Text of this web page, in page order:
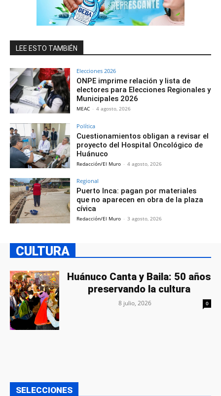
LEE ESTO TAMBIÉN
Elecciones 2026
ONPE imprime relación y lista de
electores para Elecciones Regionales y
Municipales 2026
MEAC - 4 agosto, 2026
Política
Cuestionamientos obligan a revisar el
proyecto del Hospital Oncológico de
Huánuco
Redacción/El Muro - 4 agosto, 2026
Regional
Puerto Inca: pagan por materiales
que no aparecen en obra de la plaza
cívica
Redacción/El Muro - 3 agosto, 2026
CULTURA
Huánuco Canta y Baila: 50 años
preservando la cultura
8 julio, 2026 0
SELECCIONES